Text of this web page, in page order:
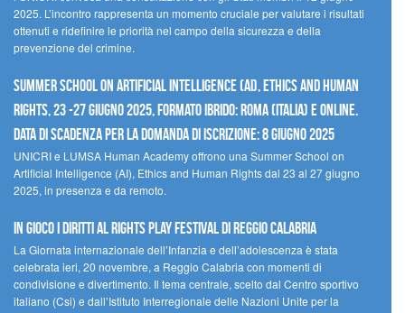
2025. L’incontro rappresenta un momento cruciale per valutare i risultati
ottenuti e ridefinire le priorità nel campo della sicurezza e della
prevenzione del crimine.
Summer School on Artificial Intelligence (AI), Ethics and Human
Rights, 23 -27 giugno 2025, Formato Ibrido: Roma (Italia) e online.
Data di scadenza per la domanda di iscrizione: 8 giugno 2025
UNICRI e LUMSA Human Academy offrono una Summer School on
Artificial Intelligence (AI), Ethics and Human Rights dal 23 al 27 giugno
2025, in presenza e da remoto.
In gioco i diritti al Rights Play Festival di Reggio Calabria
La Giornata internazionale dell’Infanzia e dell’adolescenza è stata
celebrata ieri, 20 novembre, a Reggio Calabria con momenti di
condivisione e divertimento. Il tema centrale, scelto dal Centro sportivo
italiano (Csi) e dall’Istituto Interregionale delle Nazioni Unite per la